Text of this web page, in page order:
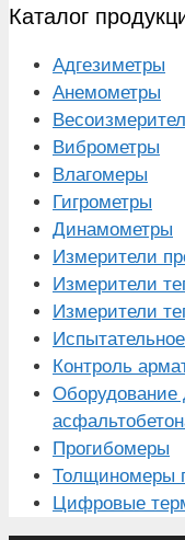
Каталог
Адгезиметры
Анемометры
Виброметры
Влагомеры
Гигрометры
Динамометры
Измерители
Измерители
Измерители
Контроль
Оборудование
Прогибомеры
Толщиномеры
Цифровые